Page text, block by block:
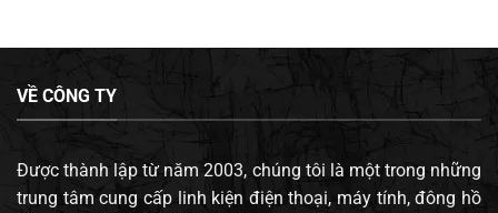
VỀ CÔNG TY
Được thành lập từ năm 2003, chúng tôi là một trong những
trung tâm cung cấp linh kiện điện thoại, máy tính, đông hồ